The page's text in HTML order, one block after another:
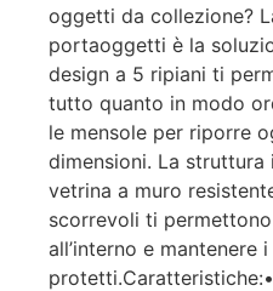
oggetti da collezione?
portaoggetti è la
design a 5 ripiani ti
tutto quanto in modo
le mensole per riporre
dimensioni. La
vetrina a muro
scorrevoli ti
all’interno e